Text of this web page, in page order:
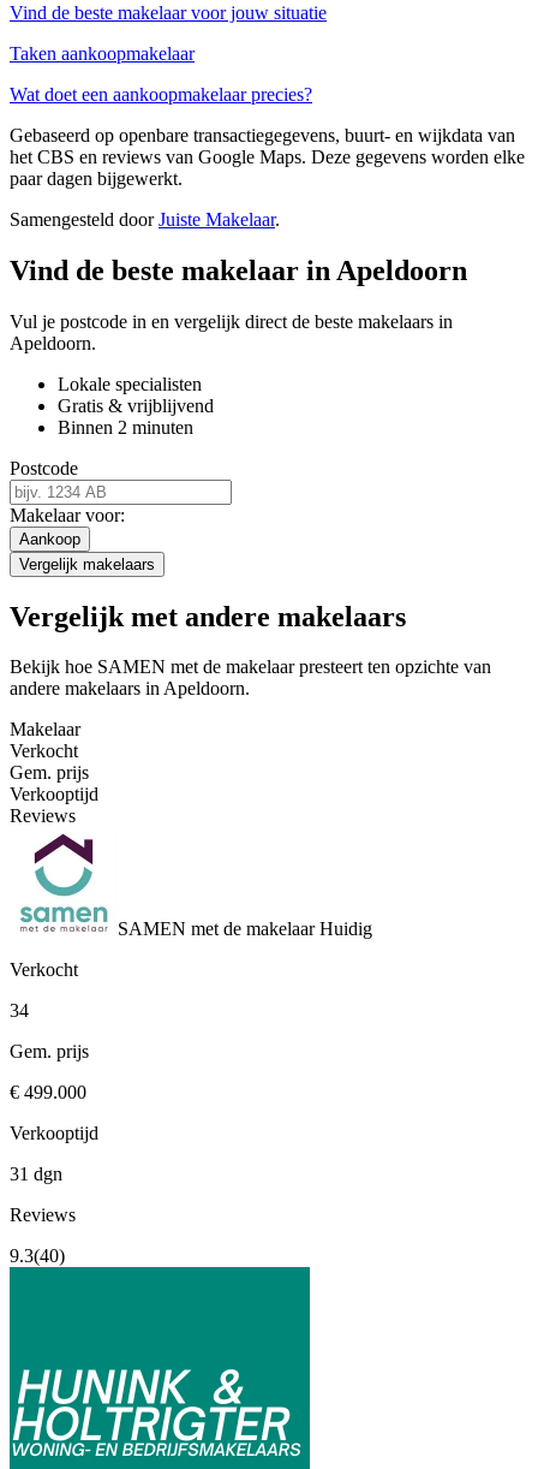
Vind de beste makelaar voor jouw situatie
Taken aankoopmakelaar
Wat doet een aankoopmakelaar precies?
Gebaseerd op openbare transactiegegevens, buurt- en wijkdata van
het CBS en reviews van Google Maps. Deze gegevens worden elke
paar dagen bijgewerkt.
Samengesteld doorJuiste Makelaar.
Vind de beste makelaar in Apeldoorn
Vul je postcode in en vergelijk direct de beste makelaars in
Apeldoorn.
Lokale specialisten
Gratis & vrijblijvend
Binnen 2 minuten
Postcode
Makelaar voor:
Aankoop
Vergelijk makelaars
Vergelijk met andere makelaars
Bekijk hoe SAMEN met de makelaar presteert ten opzichte van
andere makelaars in Apeldoorn.
Makelaar
Verkocht
Gem. prijs
Verkooptijd
Reviews
SAMEN met de makelaarHuidig
Verkocht
34
Gem. prijs
€ 499.000
Verkooptijd
31 dgn
Reviews
9.3(40)